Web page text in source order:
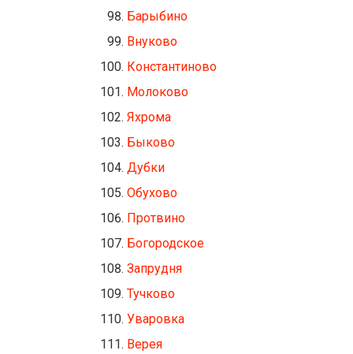
Барыбино
Внуково
Константиново
Молоково
Яхрома
Быково
Дубки
Обухово
Протвино
Богородское
Запрудня
Тучково
Уваровка
Верея